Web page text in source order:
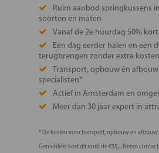
Ruim aanbod springkussens
soorten en maten
Vanaf de 2e huurdag 50%
Een dag eerder halen en een
terugbrengen zonder extra kosten
Transport, opbouw én
specialisten*
Actief in Amsterdam en
Meer dan 30 jaar expert in
* De kosten voor transport, opbouw en
Gemiddeld kost dit rond de €35,-. Neem